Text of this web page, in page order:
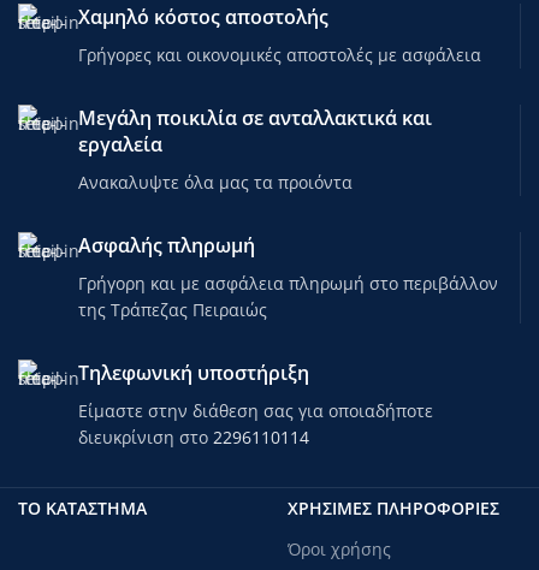
Χαμηλό κόστος αποστολής
Γρήγορες και οικονομικές αποστολές με ασφάλεια
Μεγάλη ποικιλία σε ανταλλακτικά και
εργαλεία
Ανακαλυψτε όλα μας τα προιόντα
Ασφαλής πληρωμή
Γρήγορη και με ασφάλεια πληρωμή στο περιβάλλον
της Τράπεζας Πειραιώς
Τηλεφωνική υποστήριξη
Είμαστε στην διάθεση σας για οποιαδήποτε
διευκρίνιση στο 2296110114
ΤΟ ΚΑΤΑΣΤΗΜΑ
ΧΡΗΣΙΜΕΣ ΠΛΗΡΟΦΟΡΙΕΣ
Όροι χρήσης